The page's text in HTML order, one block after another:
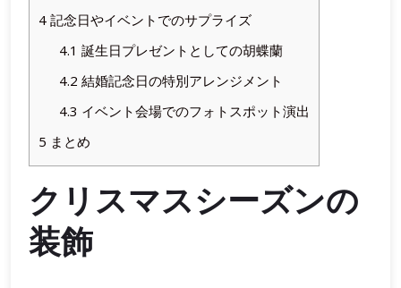
4 記念日やイベントでのサプライズ
4.1 誕生日プレゼントとしての胡蝶蘭
4.2 結婚記念日の特別アレンジメント
4.3 イベント会場でのフォトスポット演出
5 まとめ
クリスマスシーズンの
装飾